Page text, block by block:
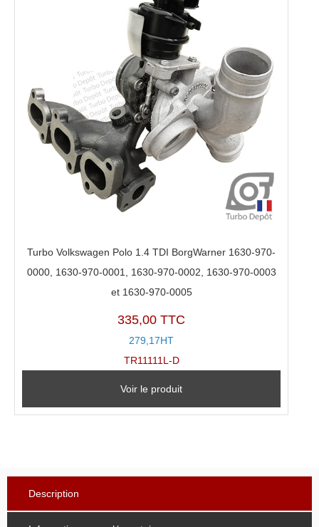
Turbo Volkswagen Polo 1.4 TDI BorgWarner 1630-970-
0000, 1630-970-0001, 1630-970-0002, 1630-970-0003
et 1630-970-0005
335,00 TTC
279,17HT
TR11111L-D
Voir le produit
Description